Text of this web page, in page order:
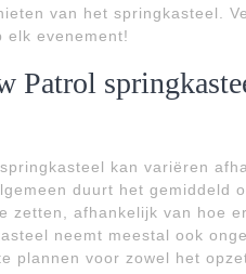
van het springkasteel.
evenement!
Patrol
kan variëren
duurt het gemiddeld
zetten, afhankelijk van hoe
neemt meestal ook
plannen voor zowel het